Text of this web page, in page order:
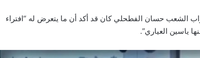
الشعب حسان الفطحلي كان قد أكد أن ما يتعرض له “افتراء
ياسين العياري”.